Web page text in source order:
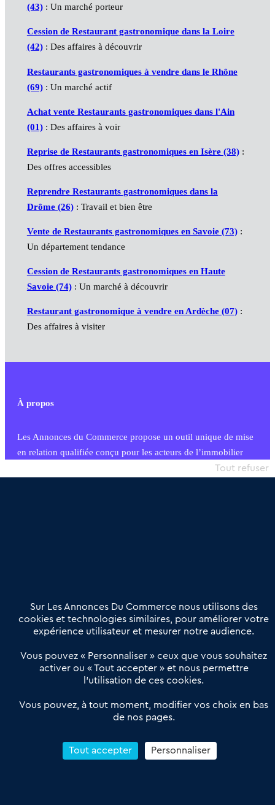
(43): Un marché porteur
Cession de Restaurant gastronomique dans la Loire
(42): Des affaires à découvrir
Restaurants gastronomiques à vendre dans le Rhône
(69): Un marché actif
Achat vente Restaurants gastronomiques dans l'Ain
(01): Des affaires à voir
Reprise de Restaurants gastronomiques en Isère (38):
Des offres accessibles
Reprendre Restaurants gastronomiques dans la
Drôme (26): Travail et bien être
Vente de Restaurants gastronomiques en Savoie (73):
Un département tendance
Cession de Restaurants gastronomiques en Haute
Savoie (74): Un marché à découvrir
Restaurant gastronomique à vendre en Ardèche (07):
Des affaires à visiter
À propos
Les Annonces du Commerce propose un outil unique de mise
en relation qualifiée conçu pour les acteurs de l’immobilier
commercial et les collectivités territoriales, simple et intégrant
Offres Pro
Actualités
Qui sommes nous ?
Derniers articles
Réseau 3C : un partenaire national dédié aux transactions
Petitscommerces : Un partenariat au service du commerce de
proximité et des territoires
Reprendre un Restaurant Rapide
Sur Les Annonces Du Commerce nous utilisons des
cookies et technologies similaires, pour améliorer votre
expérience utilisateur et mesurer notre audience.
Vous pouvez « Personnaliser » ceux que vous souhaitez
activer ou « Tout accepter » et nous permettre
l’utilisation de ces cookies.
Vous pouvez, à tout moment, modifier vos choix en bas
de nos pages.
Tout accepter
Tout refuser
Personnaliser